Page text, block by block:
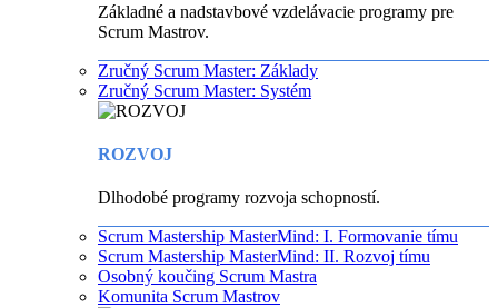
Základné a nadstavbové vzdelávacie programy pre
Scrum Mastrov.
Zručný Scrum Master: Základy
Zručný Scrum Master: Systém
ROZVOJ
Dlhodobé programy rozvoja schopností.
Scrum Mastership MasterMind: I. Formovanie tímu
Scrum Mastership MasterMind: II. Rozvoj tímu
Osobný koučing Scrum Mastra
Komunita Scrum Mastrov